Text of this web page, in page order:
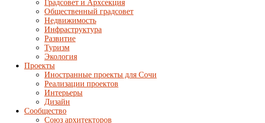
Градсовет и Архсекция
Общественный градсовет
Недвижимость
Инфраструктура
Развитие
Туризм
Экология
Проекты
Иностранные проекты для Сочи
Реализации проектов
Интерьеры
Дизайн
Сообщество
Союз архитекторов